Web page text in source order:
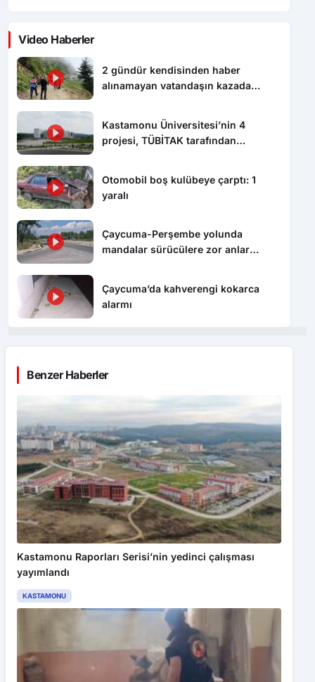
Video Haberler
2 gündür kendisinden haber
alınamayan vatandaşın kazada
Kastamonu Üniversitesi’nin 4
projesi, TÜBİTAK tarafından
Otomobil boş kulübeye çarptı: 1
yaralı
Çaycuma-Perşembe yolunda
mandalar sürücülere zor anlar
Çaycuma’da kahverengi kokarca
alarmı
Benzer Haberler
Kastamonu Raporları Serisi’nin yedinci çalışması
yayımlandı
KASTAMONU